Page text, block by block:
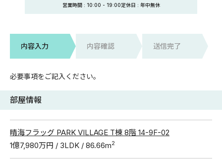
営業時間 : 10:00 - 19:00定休日 : 年中無休
内容入力 内容確認 送信完了
必要事項をご記入ください。
部屋情報
晴海フラッグ PARK VILLAGE T棟 8階 14-9F-02
1億7,980万円 / 3LDK / 86.66m2